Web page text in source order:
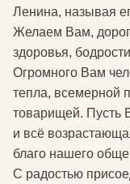
Ленина, называя
Желаем Вам,
здоровья,
Огромного Вам
тепла, всемерной
товарищей. Пусть
и всё
благо нашего
С радостью